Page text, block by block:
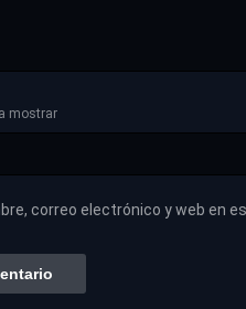
mostrar
correo electrónico y web en